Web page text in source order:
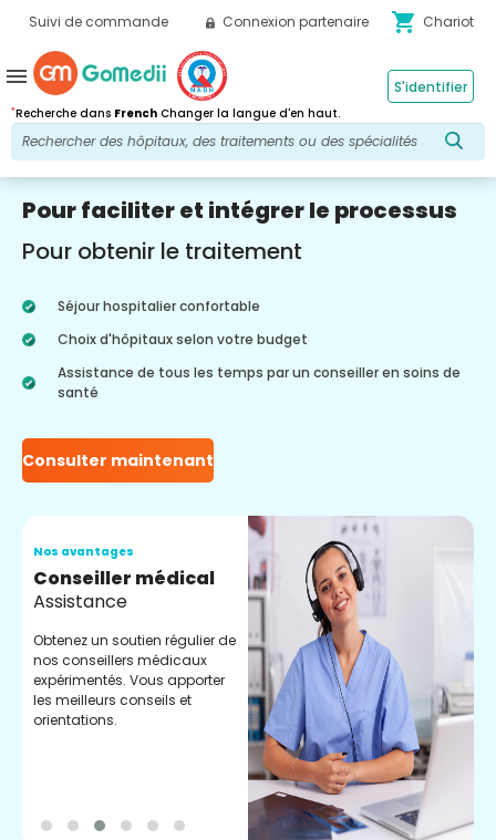
Suivi de commande Connexion partenaire shopping_cart Chariot
*Recherche dans French Changer la langue d'en haut.
S'identifier
menu
Pour faciliter et intégrer le processus
Pour obtenir le traitement
Séjour hospitalier confortable
Choix d'hôpitaux selon votre budget
Assistance de tous les temps par un conseiller en soins de
santé
Consulter maintenant
Nos avantages
Conseiller médical
Assistance
Obtenez un soutien régulier de
nos conseillers médicaux
expérimentés. Vous apporter
les meilleurs conseils et
orientations.